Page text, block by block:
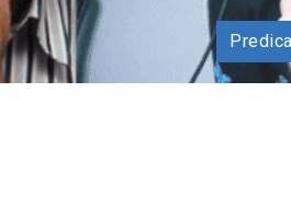
Experiencia de 25 años.